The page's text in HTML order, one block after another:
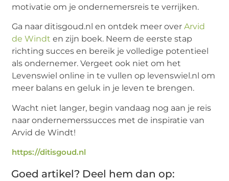
motivatie om je ondernemersreis te verrijken.
Ga naar ditisgoud.nl en ontdek meer overArvid
de Windt en zijn boek. Neem de eerste stap
richting succes en bereik je volledige potentieel
als ondernemer. Vergeet ook niet om het
Levenswiel online in te vullen op levenswiel.nl om
meer balans en geluk in je leven te brengen.
Wacht niet langer, begin vandaag nog aan je reis
naar ondernemerssucces met de inspiratie van
Arvid de Windt!
https://ditisgoud.nl
Goed artikel? Deel hem dan op: